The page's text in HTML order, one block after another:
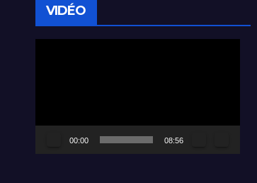
VIDÉO
00:00 08:56